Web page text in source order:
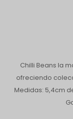
Chilli Beans la
ofreciendo
Medidas: 5,4cm